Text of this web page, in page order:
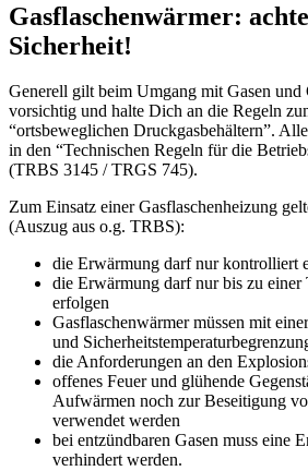
Gasflaschenwärmer:
Sicherheit!
Generell gilt beim Umgang mit Gasen und
vorsichtig und halte Dich an die Regeln
“ortsbeweglichen Druckgasbehältern”.
in den “Technischen Regeln für die
(TRBS 3145 / TRGS 745).
Zum Einsatz einer Gasflaschenheizung
(Auszug aus o.g. TRBS):
die Erwärmung darf nur kontrolliert
die Erwärmung darf nur bis zu einer
erfolgen
Gasflaschenwärmer müssen mit
und
die Anforderungen an den
offenes Feuer und glühende
Aufwärmen noch zur Beseitigung
verwendet werden
bei entzündbaren Gasen muss eine
verhindert werden.